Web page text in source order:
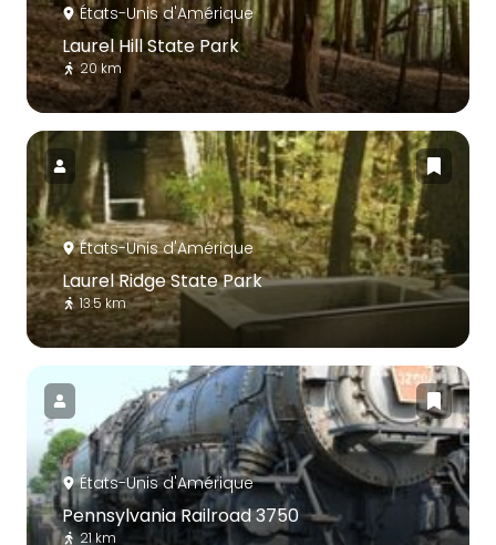
États-Unis d'Amérique
Laurel Hill State Park
20 km
États-Unis d'Amérique
Laurel Ridge State Park
13.5 km
États-Unis d'Amérique
Pennsylvania Railroad 3750
21 km